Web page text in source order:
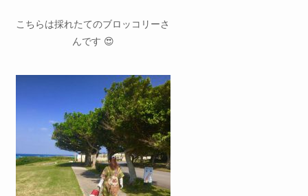
こちらは採れたてのブロッコリーさ
んです 😍